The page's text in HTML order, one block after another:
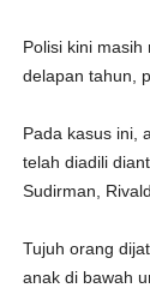
Polisi kini
delapan tahun,
Pada kasus ini,
telah diadili
Sudirman,
Tujuh orang
anak di bawah